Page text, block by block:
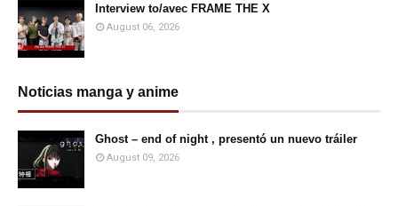
Interview to/avec FRAME THE X
August 06, 2026
Noticias manga y anime
Ghost – end of night , presentó un nuevo tráiler
August 09, 2026